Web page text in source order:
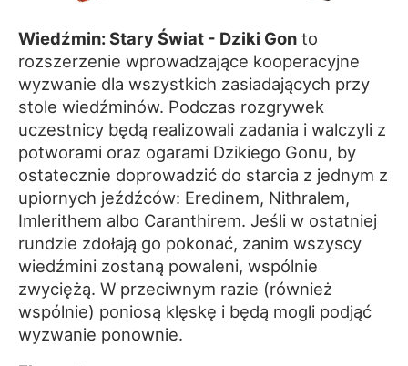
Wiedźmin: Stary Świat - Dziki Gon to
rozszerzenie wprowadzające kooperacyjne
wyzwanie dla wszystkich zasiadających przy
stole wiedźminów. Podczas rozgrywek
uczestnicy będą realizowali zadania i walczyli z
potworami oraz ogarami Dzikiego Gonu, by
ostatecznie doprowadzić do starcia z jednym z
upiornych jeźdźców: Eredinem, Nithralem,
Imlerithem albo Caranthirem. Jeśli w ostatniej
rundzie zdołają go pokonać, zanim wszyscy
wiedźmini zostaną powaleni, wspólnie
zwyciężą. W przeciwnym razie (również
wspólnie) poniosą klęskę i będą mogli podjąć
wyzwanie ponownie.